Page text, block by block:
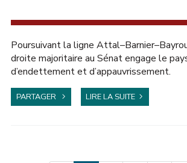
Poursuivant la ligne
droite majoritaire au Sénat engage le
d’endettement et d’appauvrissement.
PARTAGER LIRE LA SUITE